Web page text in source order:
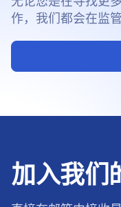
作，我们都会在监
加入我们